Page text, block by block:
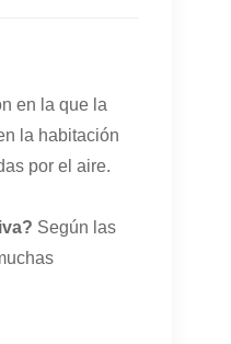
en la que la
la habitación
por el aire.
Según las